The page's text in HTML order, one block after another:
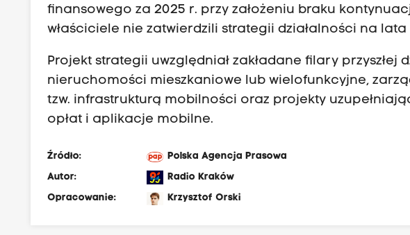
finansowego za 2025 r. przy założeniu braku
właściciele nie zatwierdzili strategii działalności na lata
Projekt strategii uwzględniał zakładane filary przyszłej
nieruchomości mieszkaniowe lub wielofunkcyjne,
tzw. infrastrukturą mobilności oraz projekty
opłat i aplikacje mobilne.
Źródło:
Polska Agencja Prasowa
Autor:
Radio Kraków
Opracowanie:
Krzysztof Orski